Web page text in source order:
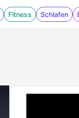
Fitness Schlafen